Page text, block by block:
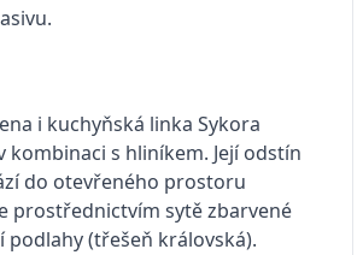
i kuchyňská linka Sykora
kombinaci s hliníkem. Její odstín
do otevřeného prostoru
prostřednictvím sytě zbarvené
podlahy (třešeň královská).